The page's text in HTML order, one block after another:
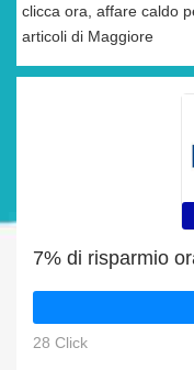
clicca ora, affare caldo
articoli di Maggiore
7% di risparmio
28 Click